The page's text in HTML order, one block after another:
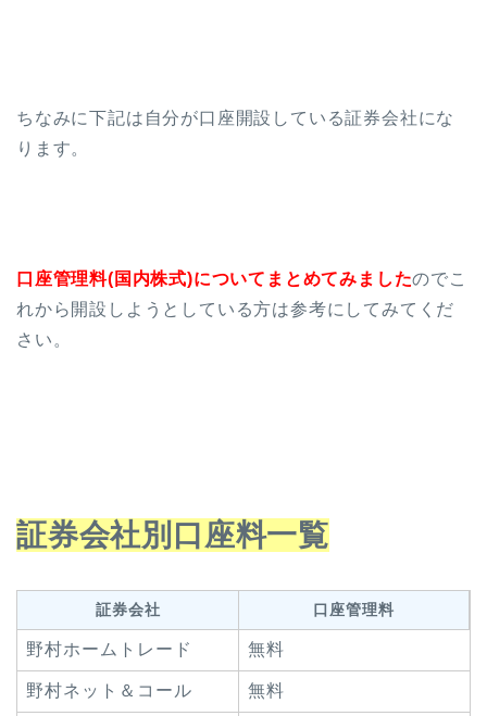
ちなみに下記は自分が口座開設している証券会社にな
ります。
口座管理料(国内株式)についてまとめてみましたのでこ
れから開設しようとしている方は参考にしてみてくだ
さい。
証券会社別口座料一覧
証券会社 口座管理料
野村ホームトレード 無料
野村ネット＆コール 無料